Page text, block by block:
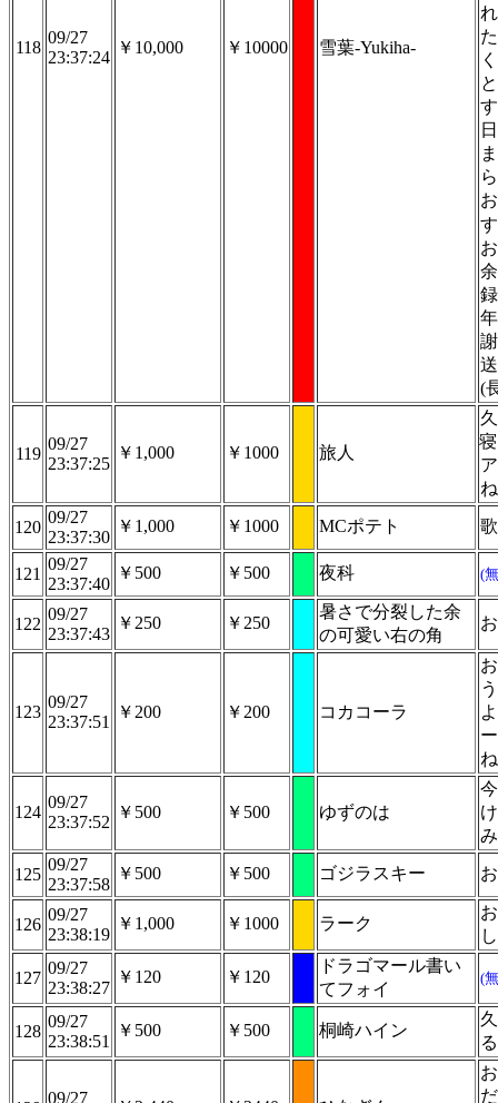
118
09/27
23:37:24
￥10,000 ￥10000 雪葉-Yukiha-
す
(
119
09/27
23:37:25
￥1,000 ￥1000 旅人
ね
120
09/27
23:37:30
￥1,000 ￥1000 MCポテト
121
09/27
23:37:40
￥500 ￥500 夜科 (
122
09/27
23:37:43
￥250 ￥250
暑さで分裂した余
の可愛い右の角
123
09/27
23:37:51
￥200 ￥200 コカコーラ
ね
124
09/27
23:37:52
￥500 ￥500 ゆずのは
125
09/27
23:37:58
￥500 ￥500 ゴジラスキー
126
09/27
23:38:19
￥1,000 ￥1000 ラーク
127
09/27
23:38:27
￥120 ￥120
ドラゴマール書い
てフォイ
(
128
09/27
23:38:51
￥500 ￥500 桐崎ハイン
09/27